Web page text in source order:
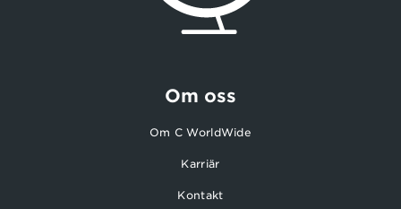
Om oss
Om C WorldWide
Karriär
Kontakt